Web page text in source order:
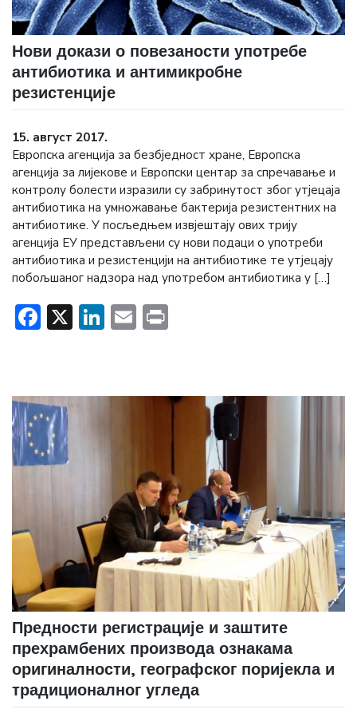
Нови докази о повезаности употребе
антибиотика и антимикробне
резистенције
15. август 2017.
Европска агенција за безбједност хране, Европска
агенција за лијекове и Европски центар за спречавање и
контролу болести изразили су забринутост због утјецаја
антибиотика на умножавање бактерија резистентних на
антибиотике. У посљедњем извјештају ових трију
агенција ЕУ представљени су нови подаци о употреби
антибиотика и резистенцији на антибиотике те утјецају
побољшаног надзора над употребом антибиотика у […]
Facebook
X LinkedIn
Email
Предности регистрације и заштите
прехрамбених производа ознакама
оригиналности, географског поријекла и
традиционалног угледа